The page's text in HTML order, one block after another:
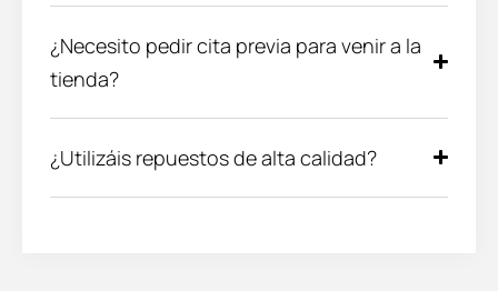
¿Necesito pedir cita previa para venir a la
tienda?
¿Utilizáis repuestos de alta calidad?